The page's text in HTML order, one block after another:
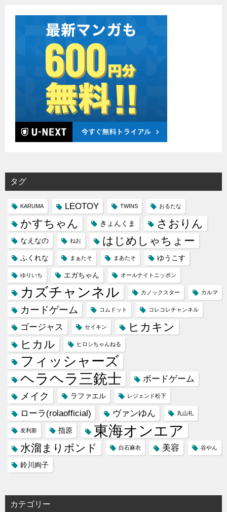
タグ
KARUMA LEOTOY TWINS おるたな
かすちゃん きょんくま さおりん
なえなの ねお はじめしゃちょー
ふくれな まぁたそ まあたそ ゆうこす
ゆりいち エガちゃん オールナイトニッポン
カズチャンネル カノックスター カルマ
カードゲーム コムドット コレコレチャンネル
ゴージャス セイキン
ヒカキン
ヒカル
ヒロシちゃんねる
フィッシャーズ
ヘラヘラ三銃士 ボードゲーム
メイク ラファエル レジェンド松下
ローラ(rolaofficial) ヴァンゆん 丸山礼
友利新 指原 東海オンエア
水溜まりボンド 白石麻衣 美容 谷やん
鈴川絢子
カテゴリー